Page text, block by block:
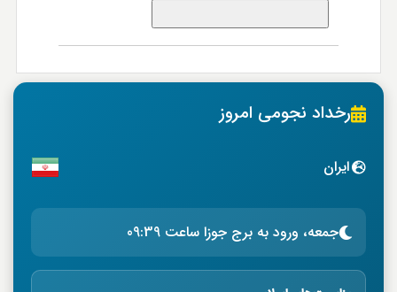
رخداد نجومی امروز
ایران
جمعه، ورود به برج جوزا ساعت 09:39